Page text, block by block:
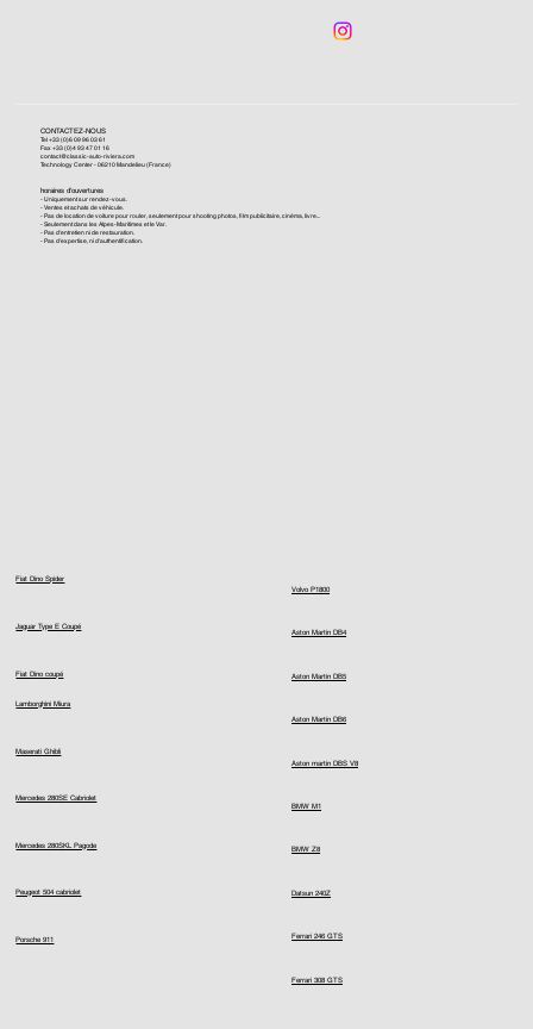
Volvo P1800
Aston Martin DB4
Aston Martin DB5
Aston Martin DB6
Aston martin DBS V8
BMW M1
BMW Z8
Datsun 240Z
Ferrari 246 GTS
Ferrari 308 GTS
Fiat Dino Spider
Jaguar Type E Coupé
Lamborghini Miura
Maserati Ghibli
Mercedes 280SE Cabriolet
Mercedes 280SKL Pagode
Peugeot 504 cabriolet
Porsche 911
Fiat Dino coupé
CONTACTEZ-NOUS
Tel +33 (0)6 09 96 03 61
Fax +33 (0)4 93 47 01 16
contact@classic-auto-riviera.com
Technology Center - 06210 Mandelieu (France)
horaires d'ouvertures
- Uniquement sur rendez-vous.
- Ventes et achats de véhicule.
- Pas de location de voiture pour rouler, seulement pour shooting photos, film publicitaire, cinéma, livre...
- Seulement dans les Alpes-Maritimes et le Var.
- Pas d'entretien ni de restauration.
- Pas d'expertise, ni d'authentification.